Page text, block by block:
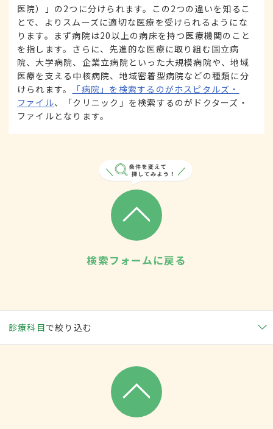
医院）」の2つに分けられます。この2つの違いを知るこ
とで、よりスムーズに適切な医療を受けられるようにな
ります。まず病院は20以上の病床を持つ医療機関のこと
を指します。さらに、先進的な医療に取り組む国立病
院、大学病院、企業立病院といった大規模病院や、地域
医療を支える中核病院、地域密着型病院などの種類に分
けられます。
「病院」を検索するのがホスピタルズ・
ファイル、「クリニック」を検索するのがドクターズ・
ファイルとなります。
検索フォームに戻る
診療科目で絞り込む